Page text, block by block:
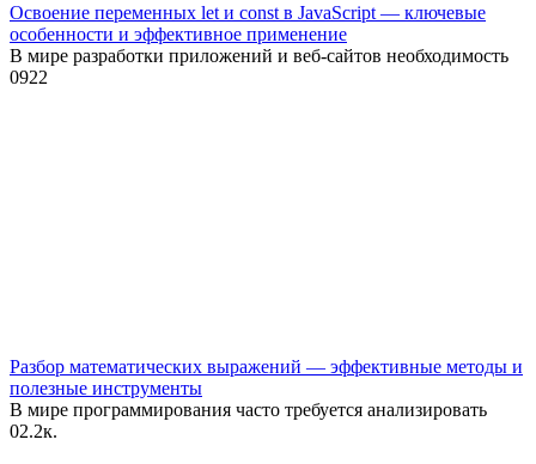
Освоение переменных let и const в JavaScript — ключевые
особенности и эффективное применение
В мире разработки приложений и веб-сайтов необходимость
0922
Разбор математических выражений — эффективные методы и
полезные инструменты
В мире программирования часто требуется анализировать
02.2к.